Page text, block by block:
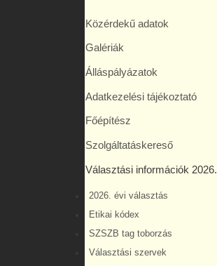
Közérdekű adatok
Galériák
Álláspályázatok
Adatkezelési tájékoztató
Főépítész
Szolgáltatáskereső
Választási információk 2026.
2026. évi választás
Etikai kódex
SZSZB tag toborzás
Választási szervek